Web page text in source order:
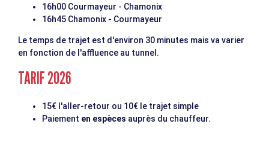
16h00 Courmayeur - Chamonix
16h45 Chamonix - Courmayeur
Le temps de trajet est d'environ 30 minutes mais va varier
en fonction de l'affluence au tunnel.
TARIF 2026
15€ l'aller-retour ou 10€ le trajet simple
Paiement en espèces auprès du chauffeur.